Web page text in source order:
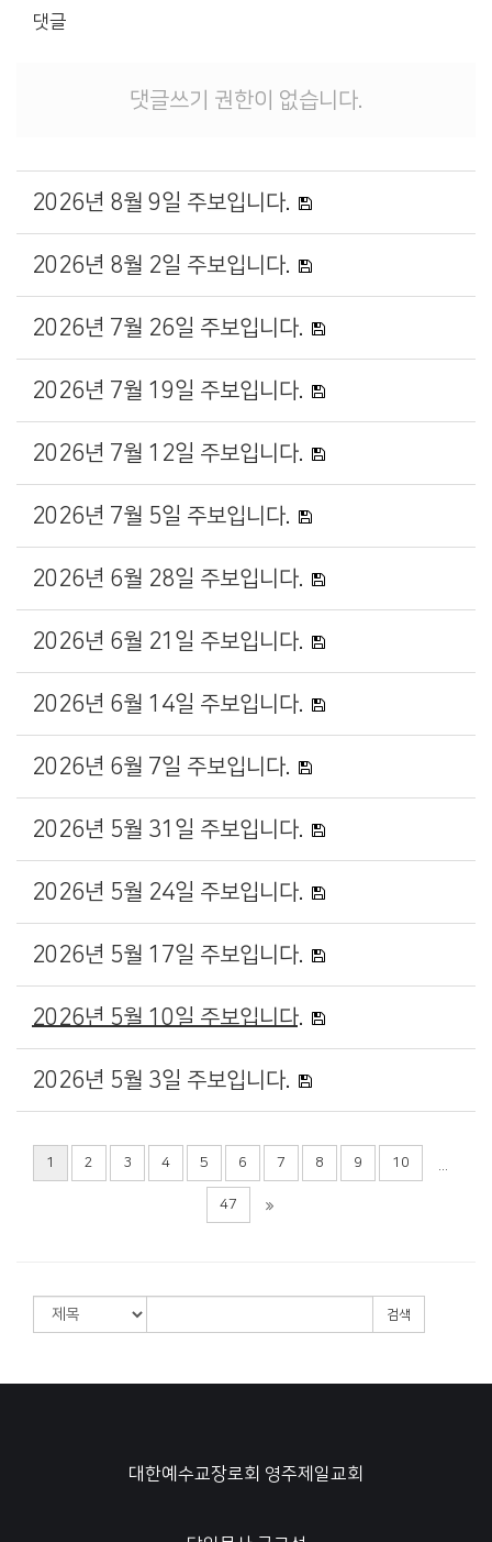
댓글
댓글쓰기 권한이 없습니다.
2026년 8월 9일 주보입니다.
2026년 8월 2일 주보입니다.
2026년 7월 26일 주보입니다.
2026년 7월 19일 주보입니다.
2026년 7월 12일 주보입니다.
2026년 7월 5일 주보입니다.
2026년 6월 28일 주보입니다.
2026년 6월 21일 주보입니다.
2026년 6월 14일 주보입니다.
2026년 6월 7일 주보입니다.
2026년 5월 31일 주보입니다.
2026년 5월 24일 주보입니다.
2026년 5월 17일 주보입니다.
2026년 5월 10일 주보입니다.
2026년 5월 3일 주보입니다.
1 2 3 4 5 6 7 8 9 10
47
검색
대한예수교장로회 영주제일교회